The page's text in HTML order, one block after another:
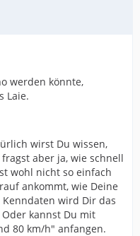
werden könnte,
Laie.
wirst Du wissen,
aber ja, wie schnell
wohl nicht so einfach
ankommt, wie Deine
wird Dir das
kannst Du mit
80 km/h" anfangen.